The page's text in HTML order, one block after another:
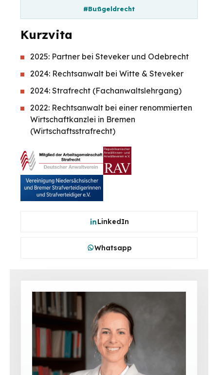
#Bußgeldrecht
Kurzvita
2025: Partner bei Steveker und Odebrecht
2024: Rechtsanwalt bei Witte & Steveker
2024: Strafrecht (Fachanwaltslehrgang)
2022: Rechtsanwalt bei einer renommierten
Wirtschaftkanzlei in Bremen
(Wirtschaftsstrafrecht)
LinkedIn
Whatsapp